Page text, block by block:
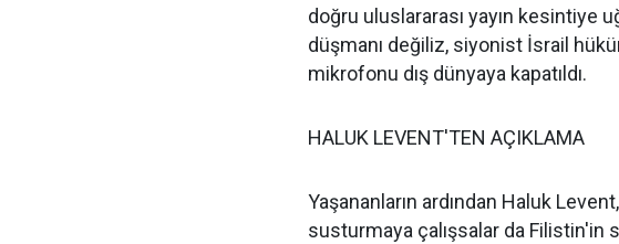
doğru uluslararası yayın kesintiye
düşmanı değiliz, siyonist İsrail
mikrofonu dış dünyaya kapatıldı.
HALUK LEVENT'TEN AÇIKLAMA
Yaşananların ardından Haluk
susturmaya çalışsalar da